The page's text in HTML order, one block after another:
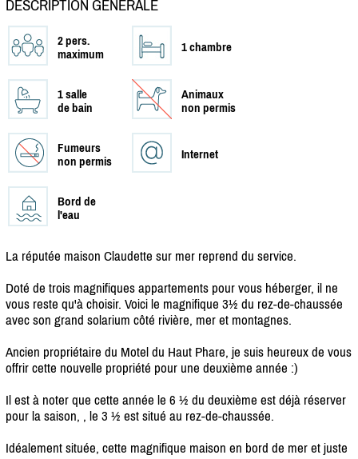
DESCRIPTION GÉNÉRALE
2 pers.
maximum
1 chambre
1 salle
de bain
Animaux
non permis
Fumeurs
non permis
Internet
Bord de
l'eau
La réputée maison Claudette sur mer reprend du service.
Doté de trois magnifiques appartements pour vous héberger, il ne
vous reste qu'à choisir. Voici le magnifique 3½ du rez-de-chaussée
avec son grand solarium côté rivière, mer et montagnes.
Ancien propriétaire du Motel du Haut Phare, je suis heureux de vous
offrir cette nouvelle propriété pour une deuxième année :)
Il est à noter que cette année le 6 ½ du deuxième est déjà réserver
pour la saison, , le 3 ½ est situé au rez-de-chaussée.
Idéalement située, cette magnifique maison en bord de mer et juste